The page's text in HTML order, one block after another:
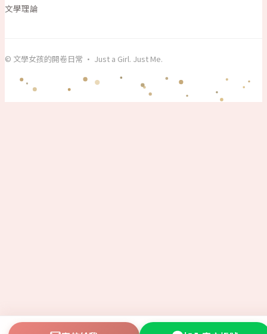
文學理論
© 文學女孩的開卷日常 · Just a Girl. Just Me.